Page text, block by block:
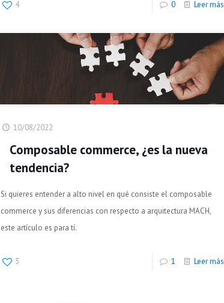
4 0 Leer más
10/08/2022
Composable commerce, ¿es la nueva
tendencia?
Si quieres entender a alto nivel en qué consiste el composable
commerce y sus diferencias con respecto a arquitectura MACH,
este artículo es para tí.
3 1 Leer más